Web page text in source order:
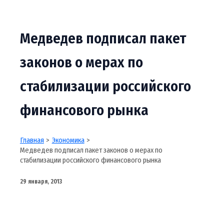
Медведев подписал пакет
законов о мерах по
стабилизации российского
финансового рынка
Главная
Экономика
Медведев подписал пакет законов о мерах по
стабилизации российского финансового рынка
29 января, 2013